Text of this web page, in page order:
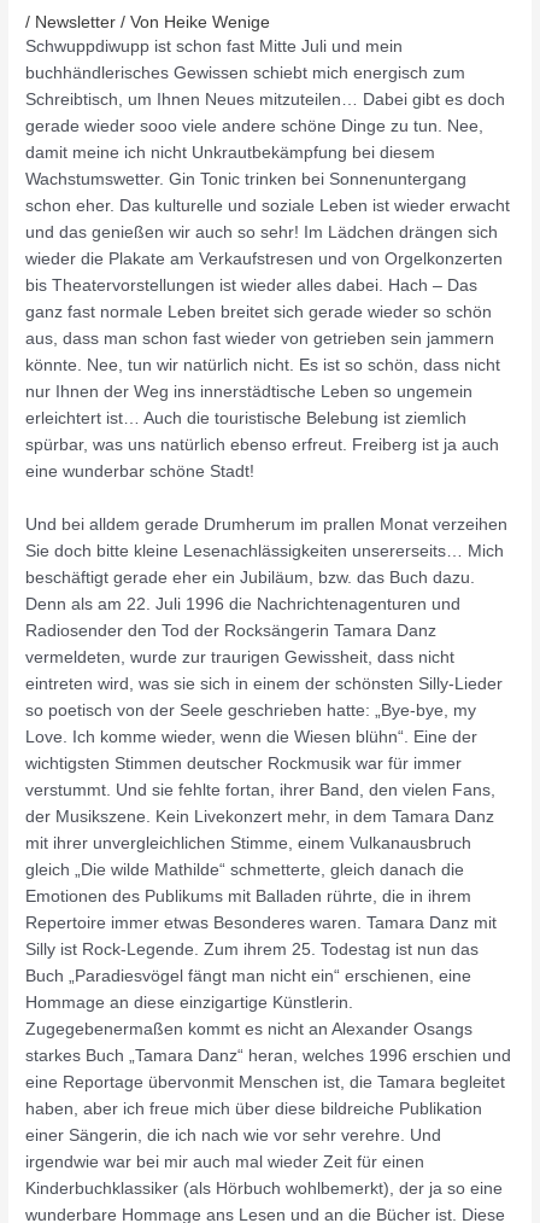
/ Newsletter / Von Heike Wenige
Schwuppdiwupp ist schon fast Mitte Juli und mein
buchhändlerisches Gewissen schiebt mich energisch zum
Schreibtisch, um Ihnen Neues mitzuteilen… Dabei gibt es doch
gerade wieder sooo viele andere schöne Dinge zu tun. Nee,
damit meine ich nicht Unkrautbekämpfung bei diesem
Wachstumswetter. Gin Tonic trinken bei Sonnenuntergang
schon eher. Das kulturelle und soziale Leben ist wieder erwacht
und das genießen wir auch so sehr! Im Lädchen drängen sich
wieder die Plakate am Verkaufstresen und von Orgelkonzerten
bis Theatervorstellungen ist wieder alles dabei. Hach – Das
ganz fast normale Leben breitet sich gerade wieder so schön
aus, dass man schon fast wieder von getrieben sein jammern
könnte. Nee, tun wir natürlich nicht. Es ist so schön, dass nicht
nur Ihnen der Weg ins innerstädtische Leben so ungemein
erleichtert ist… Auch die touristische Belebung ist ziemlich
spürbar, was uns natürlich ebenso erfreut. Freiberg ist ja auch
eine wunderbar schöne Stadt!
Und bei alldem gerade Drumherum im prallen Monat verzeihen
Sie doch bitte kleine Lesenachlässigkeiten unsererseits… Mich
beschäftigt gerade eher ein Jubiläum, bzw. das Buch dazu.
Denn als am 22. Juli 1996 die Nachrichtenagenturen und
Radiosender den Tod der Rocksängerin Tamara Danz
vermeldeten, wurde zur traurigen Gewissheit, dass nicht
eintreten wird, was sie sich in einem der schönsten Silly-Lieder
so poetisch von der Seele geschrieben hatte: „Bye-bye, my
Love. Ich komme wieder, wenn die Wiesen blühn“. Eine der
wichtigsten Stimmen deutscher Rockmusik war für immer
verstummt. Und sie fehlte fortan, ihrer Band, den vielen Fans,
der Musikszene. Kein Livekonzert mehr, in dem Tamara Danz
mit ihrer unvergleichlichen Stimme, einem Vulkanausbruch
gleich „Die wilde Mathilde“ schmetterte, gleich danach die
Emotionen des Publikums mit Balladen rührte, die in ihrem
Repertoire immer etwas Besonderes waren. Tamara Danz mit
Silly ist Rock-Legende. Zum ihrem 25. Todestag ist nun das
Buch „Paradiesvögel fängt man nicht ein“ erschienen, eine
Hommage an diese einzigartige Künstlerin.
Zugegebenermaßen kommt es nicht an Alexander Osangs
starkes Buch „Tamara Danz“ heran, welches 1996 erschien und
eine Reportage übervonmit Menschen ist, die Tamara begleitet
haben, aber ich freue mich über diese bildreiche Publikation
einer Sängerin, die ich nach wie vor sehr verehre. Und
irgendwie war bei mir auch mal wieder Zeit für einen
Kinderbuchklassiker (als Hörbuch wohlbemerkt), der ja so eine
wunderbare Hommage ans Lesen und an die Bücher ist. Diese